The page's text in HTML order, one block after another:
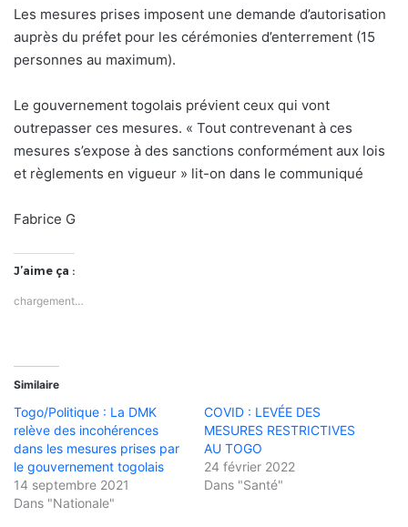
Les mesures prises imposent une demande d’autorisation
auprès du préfet pour les cérémonies d’enterrement (15
personnes au maximum).
Le gouvernement togolais prévient ceux qui vont
outrepasser ces mesures. « Tout contrevenant à ces
mesures s’expose à des sanctions conformément aux lois
et règlements en vigueur » lit-on dans le communiqué
Fabrice G
J’aime ça :
chargement…
Similaire
Togo/Politique : La DMK
relève des incohérences
dans les mesures prises par
le gouvernement togolais
14 septembre 2021
Dans "Nationale"
COVID : LEVÉE DES
MESURES RESTRICTIVES
AU TOGO
24 février 2022
Dans "Santé"